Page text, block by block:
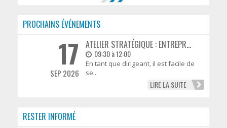
PROCHAINS ÉVÉNEMENTS
17
SEP 2026
ATELIER STRATÉGIQUE : ENTREPR...
09:30 à 12:00
En tant que dirigeant, il est facile de
se...
LIRE LA SUITE
RESTER INFORMÉ